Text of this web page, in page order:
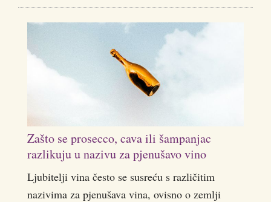
Zašto se prosecco, cava ili šampanjac
razlikuju u nazivu za pjenušavo vino
Ljubitelji vina često se susreću s različitim
nazivima za pjenušava vina, ovisno o zemlji